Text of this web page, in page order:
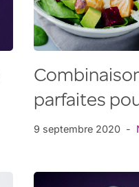
parfaites
9 septembre 2020